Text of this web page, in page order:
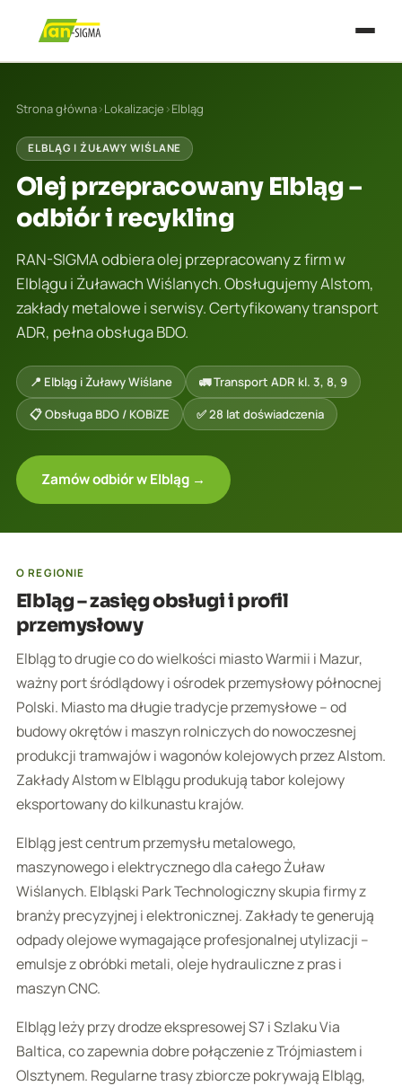
Strona główna›Lokalizacje ›Elbląg
ELBLĄG I ŻUŁAWY WIŚLANE
Olej przepracowany Elbląg –
odbiór i recykling
RAN-SIGMA odbiera olej przepracowany z firm w
Elblągu i Żuławach Wiślanych. Obsługujemy Alstom,
zakłady metalowe i serwisy. Certyfikowany transport
ADR, pełna obsługa BDO.
📍 Elbląg i Żuławy Wiślane
🚛 Transport ADR kl. 3, 8, 9
📋 Obsługa BDO / KOBiZE
✅ 28 lat doświadczenia
Zamów odbiór w Elbląg →
O REGIONIE
Elbląg – zasięg obsługi i profil
przemysłowy
Elbląg to drugie co do wielkości miasto Warmii i Mazur,
ważny port śródlądowy i ośrodek przemysłowy północnej
Polski. Miasto ma długie tradycje przemysłowe – od
budowy okrętów i maszyn rolniczych do nowoczesnej
produkcji tramwajów i wagonów kolejowych przez Alstom.
Zakłady Alstom w Elblągu produkują tabor kolejowy
eksportowany do kilkunastu krajów.
Elbląg jest centrum przemysłu metalowego,
maszynowego i elektrycznego dla całego Żuław
Wiślanych. Elbląski Park Technologiczny skupia firmy z
branży precyzyjnej i elektronicznej. Zakłady te generują
odpady olejowe wymagające profesjonalnej utylizacji –
emulsje z obróbki metali, oleje hydrauliczne z pras i
maszyn CNC.
Elbląg leży przy drodze ekspresowej S7 i Szlaku Via
Baltica, co zapewnia dobre połączenie z Trójmiastem i
Olsztynem. Regularne trasy zbiorcze pokrywają Elbląg,